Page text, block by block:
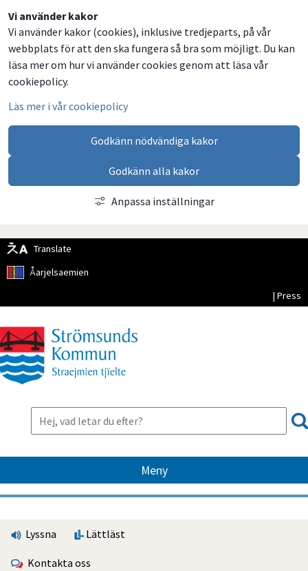
Vi använder kakor
Vi använder kakor (cookies), inklusive tredjeparts, på vår
webbplats för att den ska fungera så bra som möjligt. Du kan
läsa mer om hur vi använder cookies genom att läsa vår
cookiepolicy.
Läs mer i vår cookiepolicy
Godkänn nödvändiga kakor
Godkänn alla kakor
Anpassa inställningar
Translate
Åarjelsaemien
| Press
Meny
Lyssna Lättläst
Kontakta oss
Dela
på
Facebook
Dela
på
Twitter
Dela
på
LinkedIn
Dela
via
email